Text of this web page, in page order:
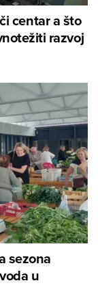
centar a što
razvoj
sezona
u